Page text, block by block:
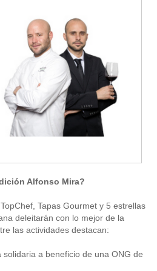
Alfonso Mira?
Tapas Gourmet y 5 estrellas
deleitarán con lo mejor de la
las actividades destacan:
a beneficio de una ONG de